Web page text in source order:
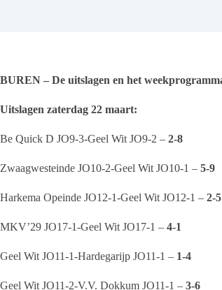
BUREN – De uitslagen en het
Uitslagen zaterdag 22 maart:
Be Quick D JO9-3-Geel Wit JO9-2 – 2-8
Zwaagwesteinde JO10-2-Geel Wit JO10-1 – 5-9
Harkema Opeinde JO12-1-Geel Wit JO12-1 – 2-5
MKV’29 JO17-1-Geel Wit JO17-1 – 4-1
Geel Wit JO11-1-Hardegarijp JO11-1 – 1-4
Geel Wit JO11-2-V.V. Dokkum JO11-1 – 3-6